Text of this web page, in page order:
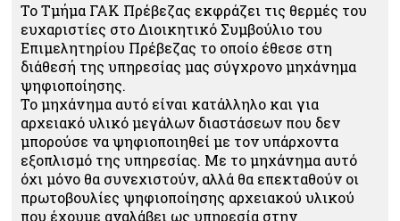
Το Τμήμα ΓΑΚ Πρέβεζας εκφράζει τις θερμές του
ευχαριστίες στο Διοικητικό Συμβούλιο του
Επιμελητηρίου Πρέβεζας το οποίο έθεσε στη
διάθεσή της υπηρεσίας μας σύγχρονο μηχάνημα
ψηφιοποίησης.
Το μηχάνημα αυτό είναι κατάλληλο και για
αρχειακό υλικό μεγάλων διαστάσεων που δεν
μπορούσε να ψηφιοποιηθεί με τον υπάρχοντα
εξοπλισμό της υπηρεσίας. Με το μηχάνημα αυτό
όχι μόνο θα συνεχιστούν, αλλά θα επεκταθούν οι
πρωτοβουλίες ψηφιοποίησης αρχειακού υλικού
που έχουμε αναλάβει ως υπηρεσία στην